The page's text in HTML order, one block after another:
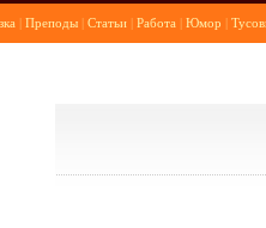
| Преподы| Статьи| Работа | Юмор |